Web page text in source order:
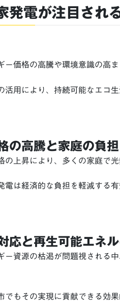
発電が注目され
ー価格の高騰や環境意識の高
活用により、持続可能なエコ
の高騰と家庭の負担
の上昇により、多くの家庭で
電は経済的な負担を軽減する
応と再生可能エネ
ー資源の枯渇が問題視される
でもその実現に貢献できる効果